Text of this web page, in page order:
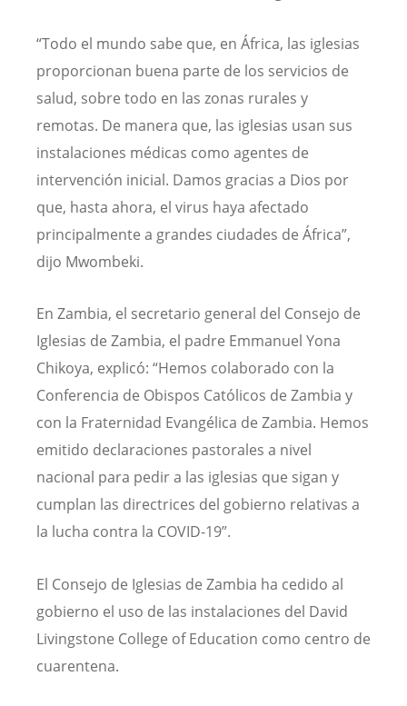
“Todo el mundo sabe que, en África, las iglesias
proporcionan buena parte de los servicios de
salud, sobre todo en las zonas rurales y
remotas. De manera que, las iglesias usan sus
instalaciones médicas como agentes de
intervención inicial. Damos gracias a Dios por
que, hasta ahora, el virus haya afectado
principalmente a grandes ciudades de África”,
dijo Mwombeki.
En Zambia, el secretario general del Consejo de
Iglesias de Zambia, el padre Emmanuel Yona
Chikoya, explicó: “Hemos colaborado con la
Conferencia de Obispos Católicos de Zambia y
con la Fraternidad Evangélica de Zambia. Hemos
emitido declaraciones pastorales a nivel
nacional para pedir a las iglesias que sigan y
cumplan las directrices del gobierno relativas a
la lucha contra la COVID-19”.
El Consejo de Iglesias de Zambia ha cedido al
gobierno el uso de las instalaciones del David
Livingstone College of Education como centro de
cuarentena.